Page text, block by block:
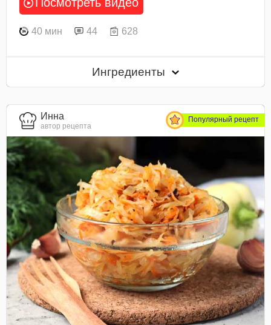
40 мин 44 628
Ингредиенты
Инна
автор рецепта
Популярный рецепт